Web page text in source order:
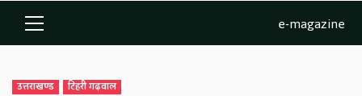
Primary
Menu
e-magazine
उत्तराखण्ड टिहरी गढ़वाल